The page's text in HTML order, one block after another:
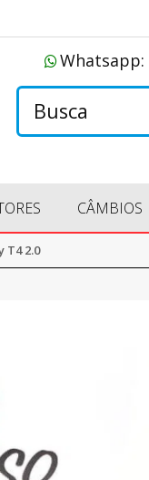
Whatsapp:
CÂMBIOS
T4 2.0